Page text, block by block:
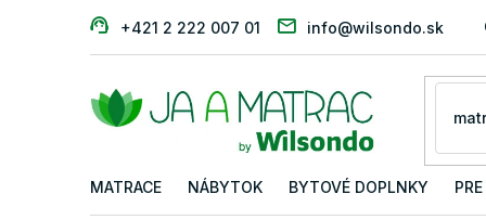
+421 2 222 007 01 info@wilsondo.sk
MATRACE NÁBYTOK BYTOVÉ DOPLNKY